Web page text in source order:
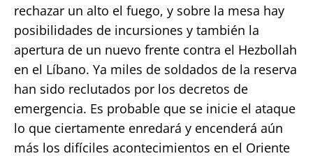
rechazar un alto el fuego, y sobre la mesa hay
posibilidades de incursiones y también la
apertura de un nuevo frente contra el Hezbollah
en el Líbano. Ya miles de soldados de la reserva
han sido reclutados por los decretos de
emergencia. Es probable que se inicie el ataque
lo que ciertamente enredará y encenderá aún
más los difíciles acontecimientos en el Oriente